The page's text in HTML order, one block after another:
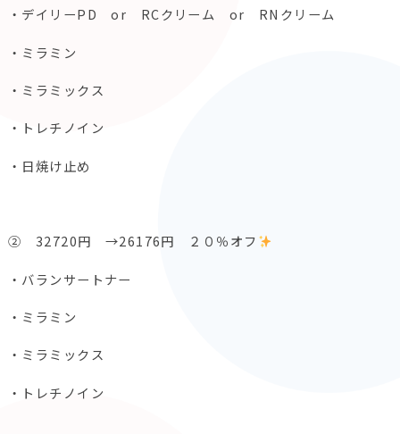
・デイリーPD or RCクリーム or RNクリーム
・ミラミン
・ミラミックス
・トレチノイン
・日焼け止め
② 32720円 →26176円 ２０％オフ
・バランサートナー
・ミラミン
・ミラミックス
・トレチノイン